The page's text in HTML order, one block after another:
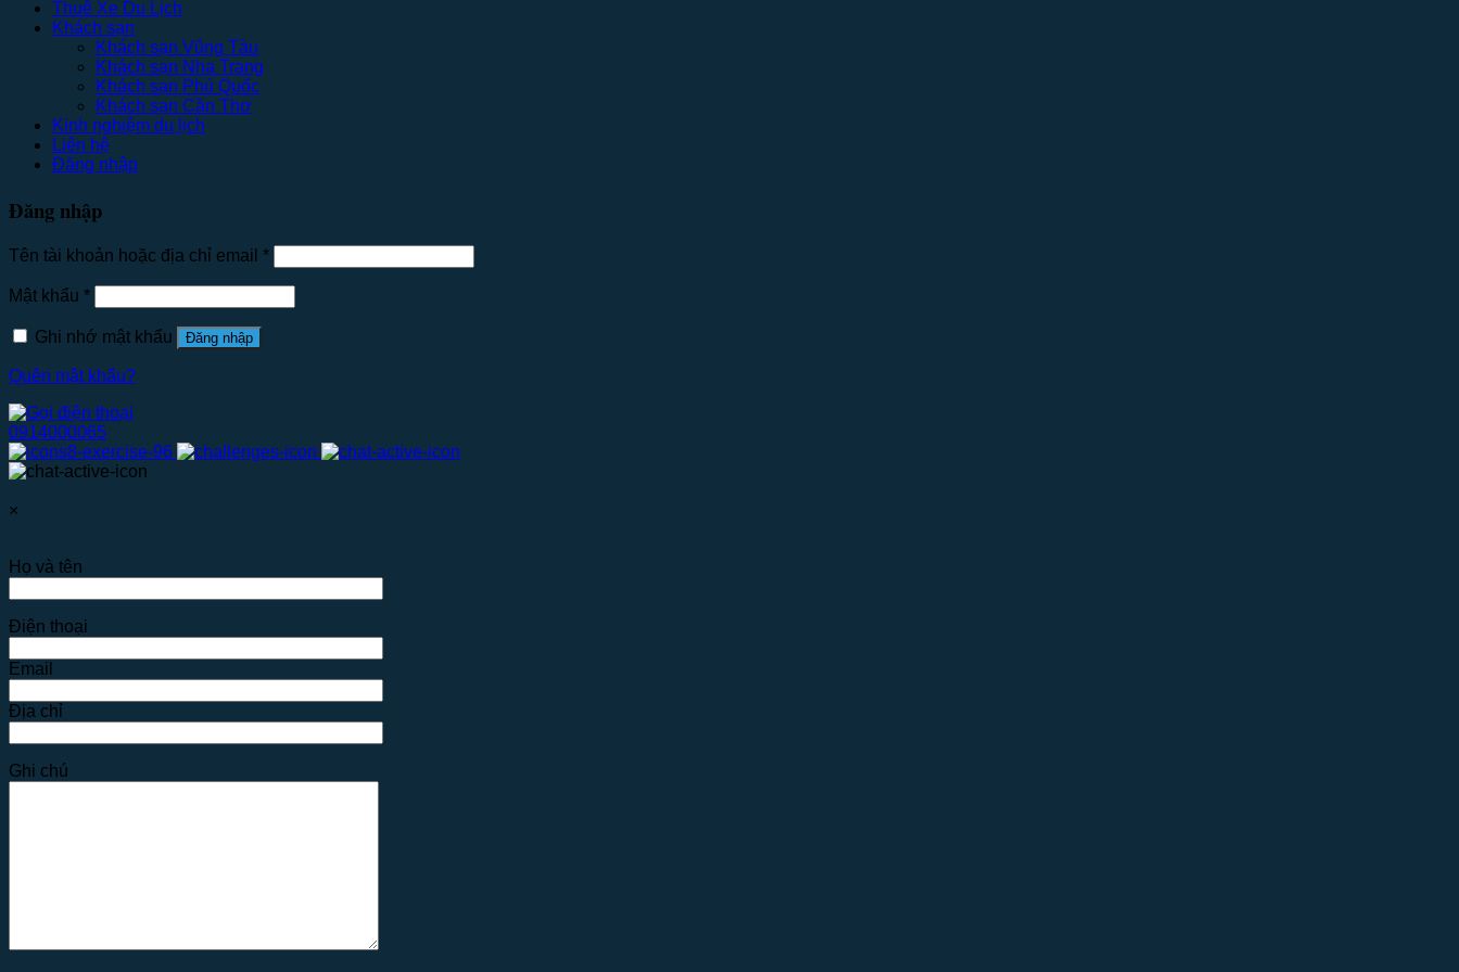
Thuê Xe Du Lịch
Khách sạn
Khách sạn Vũng Tàu
Khách sạn Nha Trang
Khách sạn Phú Quốc
Khách sạn Cần Thơ
Kinh nghiệm du lịch
Liên hệ
Đăng nhập
Đăng nhập
Tên tài khoản hoặc địa chỉ email *
Mật khẩu *
Ghi nhớ mật khẩu Đăng nhập
Quên mật khẩu?
0914000065
×
Họ và tên
Điện thoại
Email
Địa chỉ
Ghi chú